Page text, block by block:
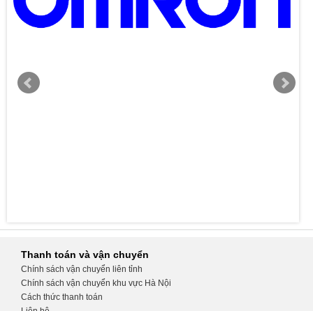
Thanh toán và vận chuyển
Chính sách vận chuyển liên tỉnh
Chính sách vận chuyển khu vực Hà Nội
Cách thức thanh toán